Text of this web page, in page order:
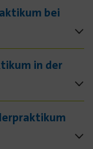
bei
in der